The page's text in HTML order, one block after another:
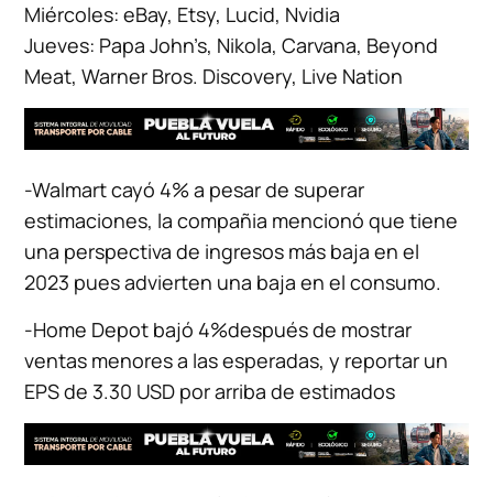
Miércoles: eBay, Etsy, Lucid, Nvidia
Jueves: Papa John’s, Nikola, Carvana, Beyond
Meat, Warner Bros. Discovery, Live Nation
-Walmart cayó 4% a pesar de superar
estimaciones, la compañia mencionó que tiene
una perspectiva de ingresos más baja en el
2023 pues advierten una baja en el consumo.
-Home Depot bajó 4%después de mostrar
ventas menores a las esperadas, y reportar un
EPS de 3.30 USD por arriba de estimados